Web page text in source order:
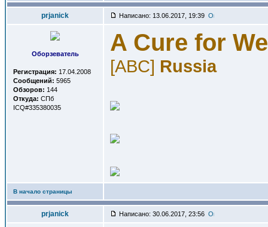
prjanick Написано: 13.06.2017, 19:39
Оборзеватель
Регистрация: 17.04.2008
Сообщений: 5965
Обзоров: 144
Откуда: СПб
ICQ#335380035
A Cure for
[ABC] Russia
В начало страницы
prjanick Написано: 30.06.2017, 23:56